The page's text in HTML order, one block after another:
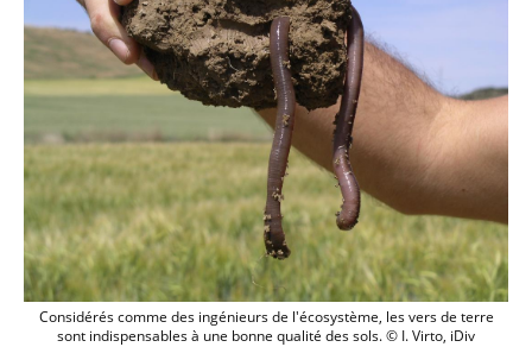
Considérés comme des ingénieurs de
Considérés comme des ingénieurs de l'écosystème, les vers de terre
sont indispensables à une bonne qualité des sols. © I. Virto, iDiv